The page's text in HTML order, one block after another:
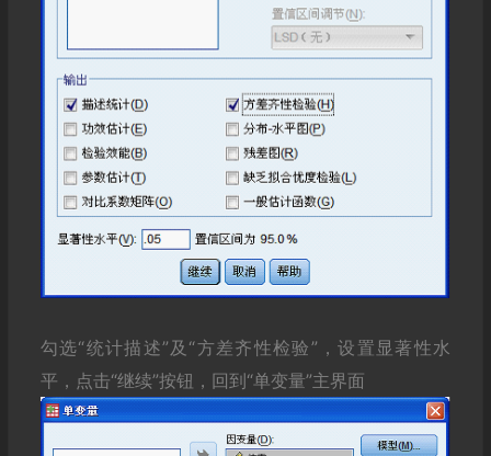
勾选“统计描述”及“方差齐性检验”，设置显著性水
平，点击“继续”按钮，回到“单变量”主界面